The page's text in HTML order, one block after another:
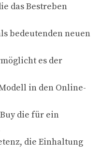
das Bestreben
bedeutenden neuen
es der
in den Online-
die für ein
die Einhaltung